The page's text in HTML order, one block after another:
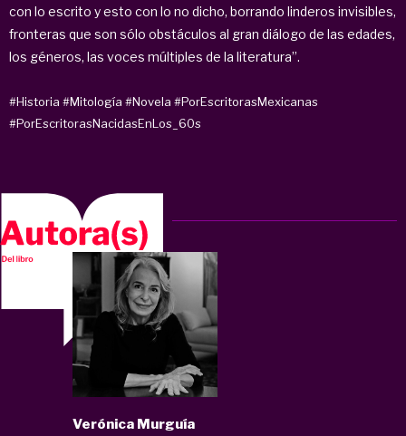
con lo escrito y esto con lo no dicho, borrando linderos invisibles,
fronteras que son sólo obstáculos al gran diálogo de las edades,
los géneros, las voces múltiples de la literatura”.
#Historia #Mitología #Novela #PorEscritorasMexicanas
#PorEscritorasNacidasEnLos_60s
Verónica Murguía